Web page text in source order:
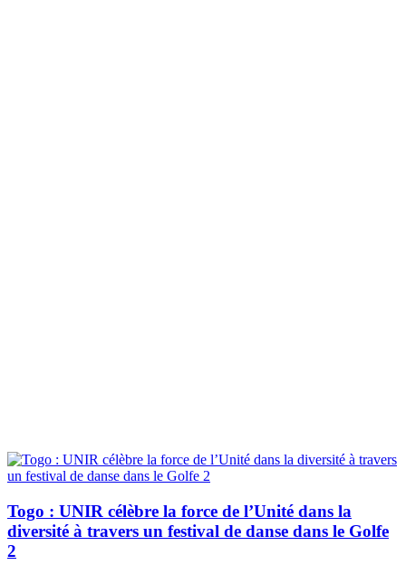
Togo : UNIR célèbre la force de l’Unité dans la
diversité à travers un festival de danse dans le Golfe
2